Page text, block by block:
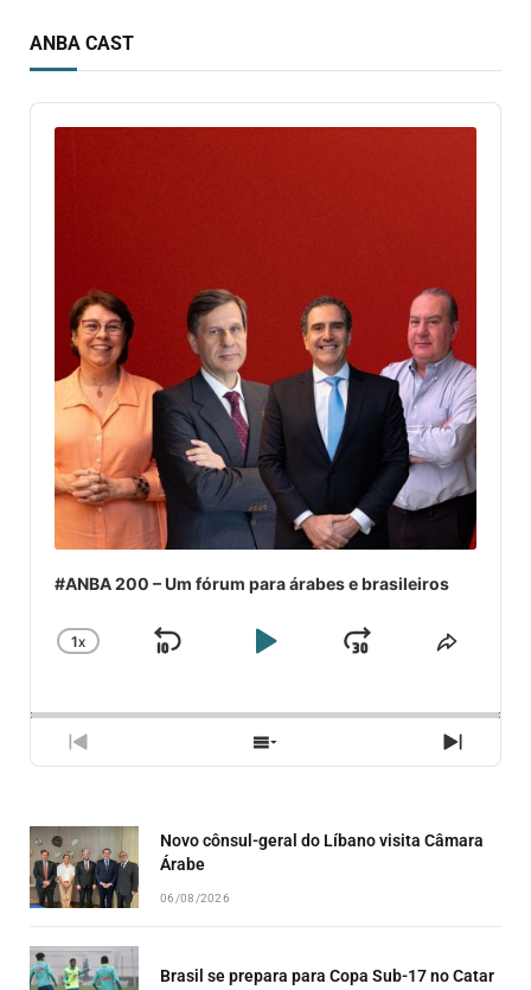
ANBA CAST
Audio
Player
#ANBA 200 – Um fórum para árabes e brasileiros
CHANGE
1X
SKIP
PLAYJUMP
PREVIOUS
EPISODE
SHOW
EPISODES
NEXT
Novo cônsul-geral do Líbano visita Câmara
Árabe
06/08/2026
Brasil se prepara para Copa Sub-17 no Catar